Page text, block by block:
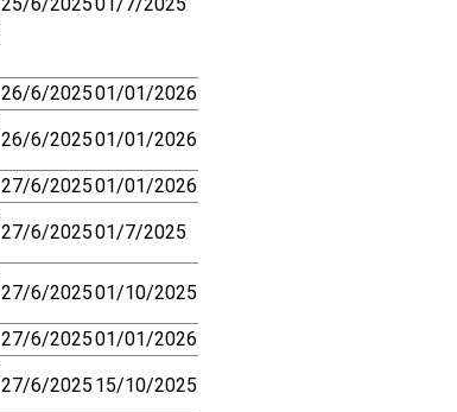
26/6/202501/01/2026
26/6/202501/01/2026
27/6/202501/01/2026
27/6/202501/7/2025
27/6/202501/10/2025
27/6/202501/01/2026
27/6/2025 15/10/2025